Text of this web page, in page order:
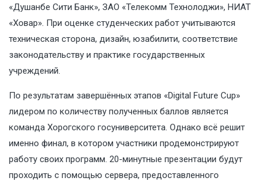
«Душанбе Сити Банк», ЗАО «Телекомм Технолоджи», НИАТ
«Ховар». При оценке студенческих работ учитываются
техническая сторона, дизайн, юзабилити, соответствие
законодательству и практике государственных
учреждений.
По результатам завершённых этапов «Digital Future Cup»
лидером по количеству полученных баллов является
команда Хорогского госуниверситета. Однако всё решит
именно финал, в котором участники продемонстрируют
работу своих программ. 20-минутные презентации будут
проходить с помощью сервера, предоставленного